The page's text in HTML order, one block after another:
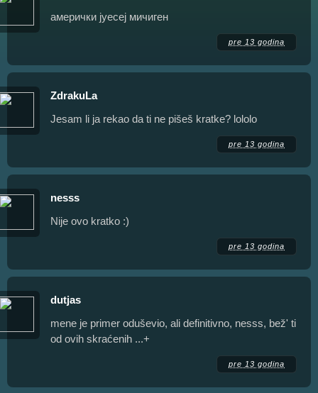
амерички јуесеј мичиген
pre 13 godina
ZdrakuLa
Jesam li ja rekao da ti ne pišeš kratke? lololo
pre 13 godina
nesss
Nije ovo kratko :)
pre 13 godina
dutjas
mene je primer oduševio, ali definitivno, nesss, bež' ti
od ovih skraćenih ...+
pre 13 godina